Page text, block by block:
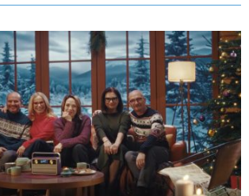
jubilejním koncertem Muzikál
mší a přímým přenosem
Vídeňských filharmoniků.
jako velkou štědrovečerní premiéru
Percy Jackson – Zloděj
Radiožurnál a Plus jsou bilanční
Změny roku 2026 a speciální sváteční
Regionální stanice přidávají rozhovory